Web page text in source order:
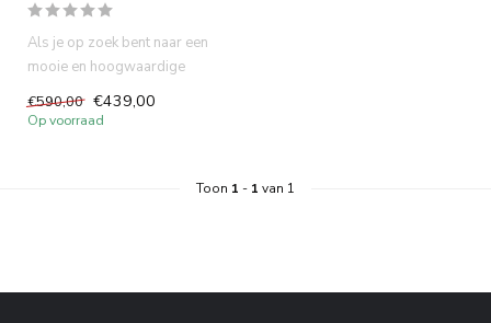
Als je op zoek bent naar een
mooie en hoogwaardige
douchekop met houder en
slang...
€590,00 €439,00
Op voorraad
Toon 1 - 1 van 1